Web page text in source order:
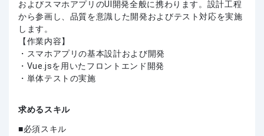
およびスマホアプリのUI開発全般に携わります。設計工程
から参画し、品質を意識した開発およびテスト対応を実施
します。
【作業内容】
・スマホアプリの基本設計および開発
・Vue.jsを用いたフロントエンド開発
・単体テストの実施
求めるスキル
必須スキル